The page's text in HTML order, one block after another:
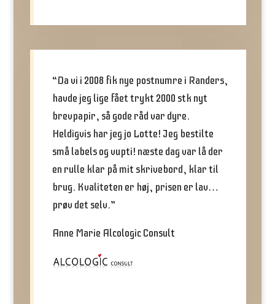
“Da vi i 2008 fik nye postnumre i Randers,
havde jeg lige fået trykt 2000 stk nyt
brevpapir, så gode råd var dyre.
Heldigvis har jeg jo Lotte! Jeg bestilte
små labels og vupti! næste dag var lå der
en rulle klar på mit skrivebord, klar til
brug. Kvaliteten er høj, prisen er lav…
prøv det selv.”
Anne Marie Alcologic Consult